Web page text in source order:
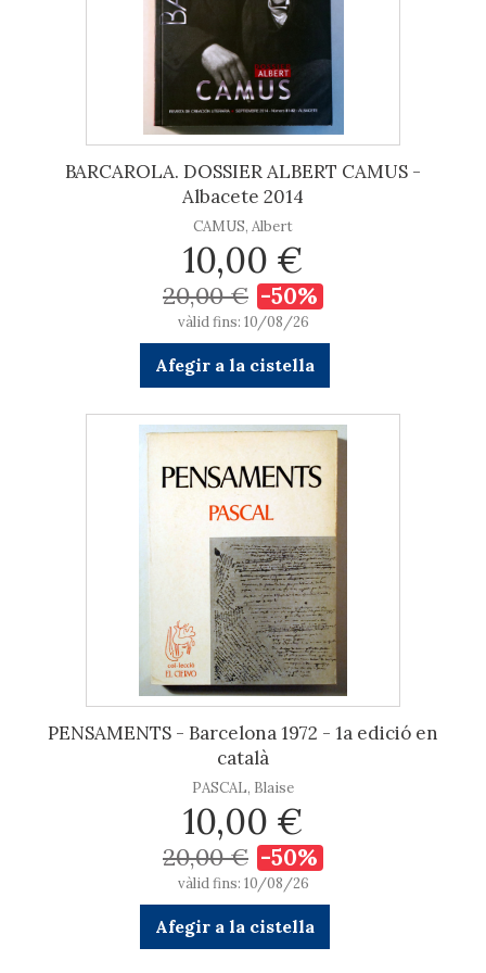
BARCAROLA. DOSSIER ALBERT CAMUS -
Albacete 2014
CAMUS, Albert
10,00 €
20,00 € -50%
vàlid fins: 10/08/26
Afegir a la cistella
PENSAMENTS - Barcelona 1972 - 1a edició en
català
PASCAL, Blaise
10,00 €
20,00 € -50%
vàlid fins: 10/08/26
Afegir a la cistella